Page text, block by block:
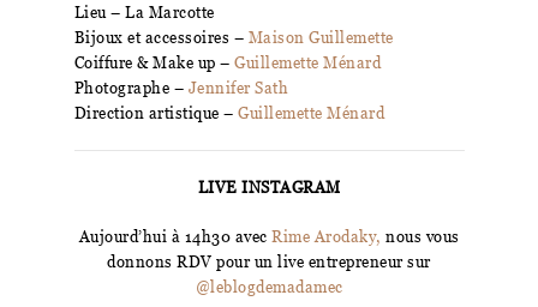
Lieu – La Marcotte
Bijoux et accessoires – Maison Guillemette
Coiffure & Make up – Guillemette Ménard
Photographe – Jennifer Sath
Direction artistique – Guillemette Ménard
LIVE INSTAGRAM
Aujourd’hui à 14h30 avec Rime Arodaky, nous vous
donnons RDV pour un live entrepreneur sur
@leblogdemadamec